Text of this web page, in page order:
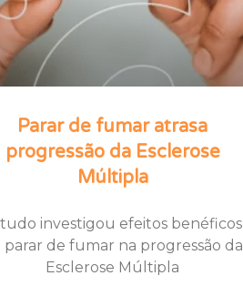
Parar de fumar atrasa
progressão da Esclerose
Múltipla
investigou efeitos benéficos
parar de fumar na progressão da
Esclerose Múltipla